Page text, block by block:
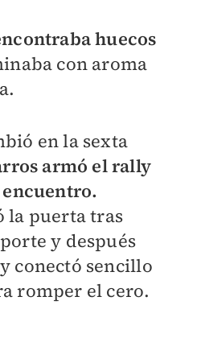
huecos
con aroma
en la sexta
armó el rally
la puerta tras
y después
conectó sencillo
romper el cero.